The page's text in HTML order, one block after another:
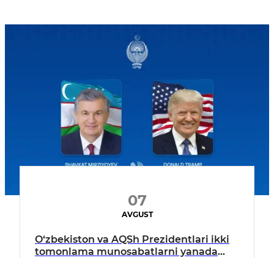
07
AVGUST
O‘zbekiston va AQSh Prezidentlari ikki
tomonlama munosabatlarni yanada